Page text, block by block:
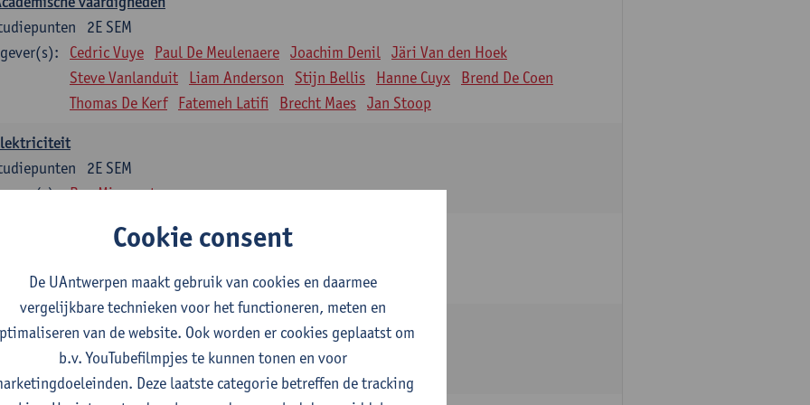
2E SEM
Cedric Vuye Paul De Meulenaere Joachim Denil Järi Van den Hoek
Steve Vanlanduit
Liam Anderson Stijn Bellis Hanne Cuyx
Brend De Coen
Thomas De Kerf
Fatemeh Latifi Brecht Maes Jan Stoop
2E SEM
Ben Minnaert
en Dynamica
Gunther Steenackers Steven Lenssen
2E SEM
studiepunten
Linda Beenaerts
Cookie consent
De UAntwerpen maakt gebruik van cookies en daarmee
vergelijkbare technieken voor het functioneren, meten en
van de website. Ook worden er cookies geplaatst om
b.v. YouTubefilmpjes te kunnen tonen en voor
Deze laatste categorie betreffen de tracking